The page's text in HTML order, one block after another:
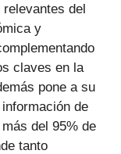
del
y
claves en la
pone a su
de
del 95% de
tanto